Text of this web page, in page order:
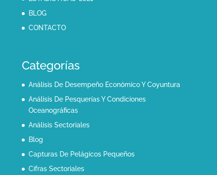
BLOG
CONTACTO
Categorías
Análisis De Desempeño Económico Y Coyuntura
Análisis De Pesquerías Y Condiciones
Oceanográficas
Análisis Sectoriales
Blog
Capturas De Pelágicos Pequeños
Cifras Sectoriales